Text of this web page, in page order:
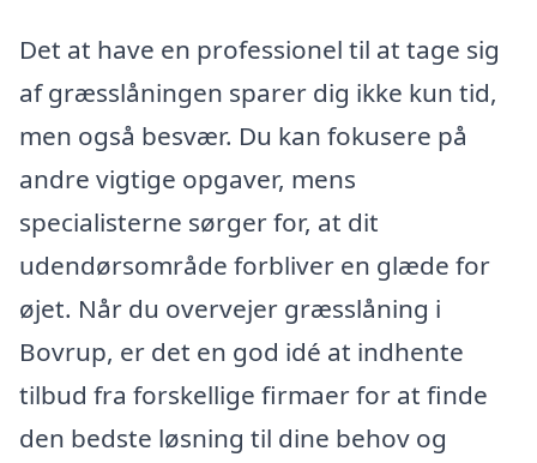
Det at have en professionel til at tage sig
af græsslåningen sparer dig ikke kun tid,
men også besvær. Du kan fokusere på
andre vigtige opgaver, mens
specialisterne sørger for, at dit
udendørsområde forbliver en glæde for
øjet. Når du overvejer græsslåning i
Bovrup, er det en god idé at indhente
tilbud fra forskellige firmaer for at finde
den bedste løsning til dine behov og